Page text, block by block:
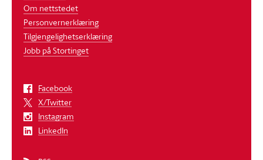
Om nettstedet
Personvernerklæring
Tilgjengelighetserklæring
Jobb på Stortinget
Facebook
X/Twitter
Instagram
LinkedIn